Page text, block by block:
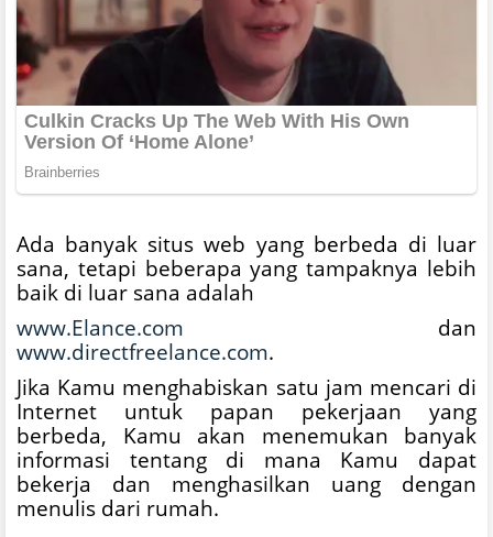
Ada banyak situs web yang berbeda di luar
sana, tetapi beberapa yang tampaknya lebih
baik di luar sana adalah
www.Elance.com dan
www.directfreelance.com.
Jika Kamu menghabiskan satu jam mencari di
Internet untuk papan pekerjaan yang
berbeda, Kamu akan menemukan banyak
informasi tentang di mana Kamu dapat
bekerja dan menghasilkan uang dengan
menulis dari rumah.